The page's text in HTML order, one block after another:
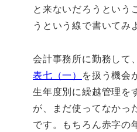
と来ないだろうという
うという線で書いてみ
会計事務所に勤務して
表七（一） を扱う機会
生年度別に繰越管理を
が、まだ使ってなかっ
です。もちろん赤字の